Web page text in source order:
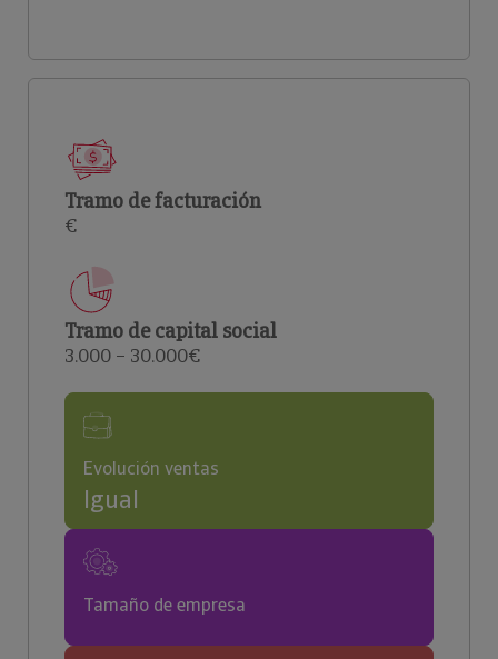
Tramo de facturación
€
Tramo de capital social
3.000 – 30.000€
Evolución ventas
Igual
Tamaño de empresa